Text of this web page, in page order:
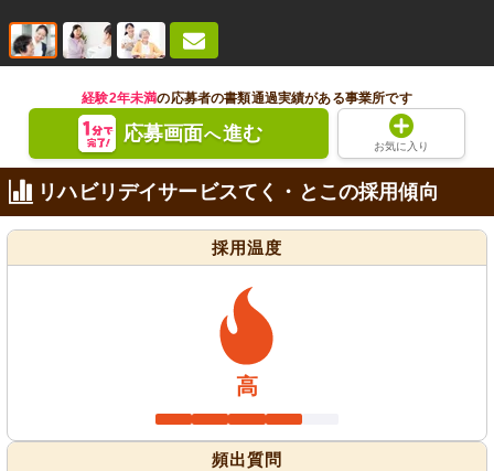
経験2年未満の応募者の書類通過実績がある事業所です
応募画面へ進む
お気に入り
リハビリデイサービスてく・とこの採用傾向
採用温度
高
頻出質問